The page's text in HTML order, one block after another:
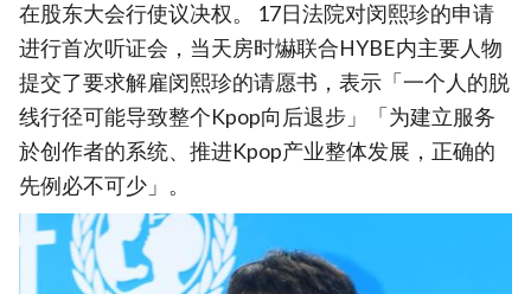
在股东大会行使议决权。 17日法院对闵熙珍的申请
进行首次听证会，当天房时爀联合HYBE内主要人物
提交了要求解雇闵熙珍的请愿书，表示「一个人的脱
线行径可能导致整个Kpop向后退步」「为建立服务
於创作者的系统、推进Kpop产业整体发展，正确的
先例必不可少」。